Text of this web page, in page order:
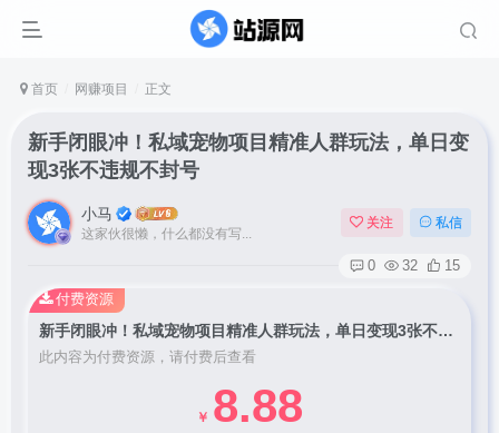
首页 网赚项目 正文
新手闭眼冲！私域宠物项目精准人群玩法，单日变
现3张不违规不封号
小马
这家伙很懒，什么都没有写...
关注 私信
0 32 15
新手闭眼冲！私域宠物项目精准人群玩法，单日变现3张不违规不封号
此内容为付费资源，请付费后查看
￥ 8.88
付费资源